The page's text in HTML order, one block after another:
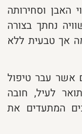
האבן וסחירותה
נחתך בצורה
אך טבעית ללא
אשר עבר טיפול
לעיל, חובה
המתעדים את